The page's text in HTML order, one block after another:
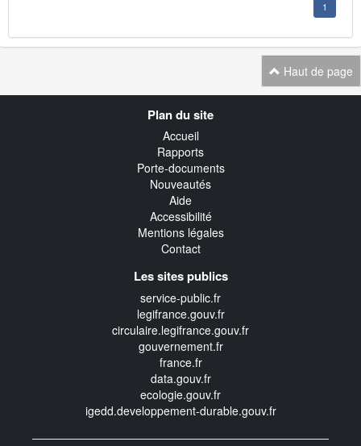
1
Haut de page
Plan du site
Accueil
Rapports
Porte-documents
Nouveautés
Aide
Accessibilité
Mentions légales
Contact
Les sites publics
service-public.fr
legifrance.gouv.fr
circulaire.legifrance.gouv.fr
gouvernement.fr
france.fr
data.gouv.fr
ecologie.gouv.fr
igedd.developpement-durable.gouv.fr